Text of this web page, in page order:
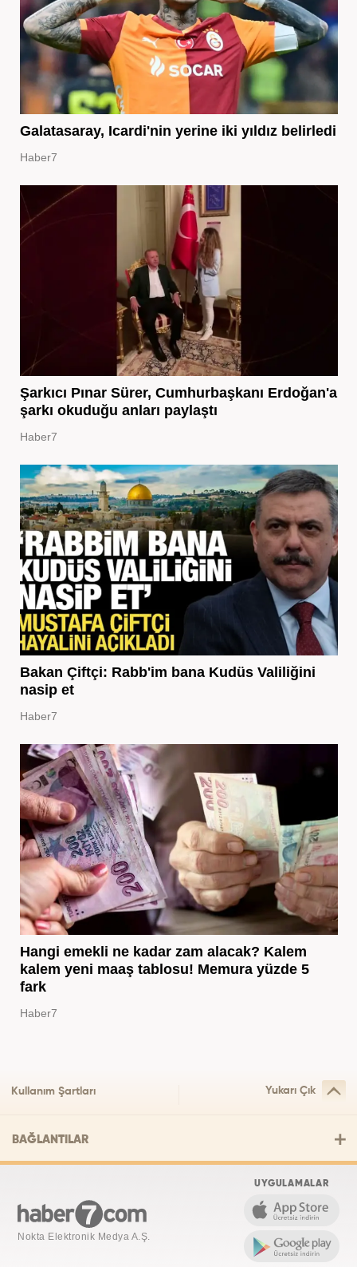
Galatasaray, Icardi'nin yerine iki yıldız belirledi
Haber7
Şarkıcı Pınar Sürer, Cumhurbaşkanı Erdoğan'a
şarkı okuduğu anları paylaştı
Haber7
Bakan Çiftçi: Rabb'im bana Kudüs Valiliğini
nasip et
Haber7
Hangi emekli ne kadar zam alacak? Kalem
kalem yeni maaş tablosu! Memura yüzde 5
fark
Haber7
Kullanım Şartları Yukarı Çık
BAĞLANTILAR
Nokta Elektronik Medya A.Ş.
UYGULAMALAR